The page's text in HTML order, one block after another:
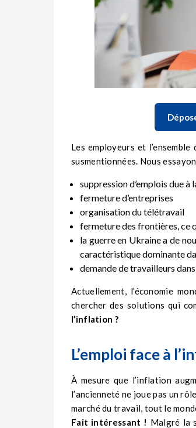
Les employeurs et
susmentionnées. Nous
suppression d’emplois due à
fermeture d’entreprises
organisation du télétravail
fermeture des frontières, ce
la guerre en Ukraine a de
caractéristique dominante
demande de travailleurs
Actuellement, l’économie
chercher des solutions qui
l’inflation ?
L’emploi face à
À mesure que l’inflation
l’ancienneté ne joue pas un
marché du travail, tout le
Fait intéressant ! Malgré la